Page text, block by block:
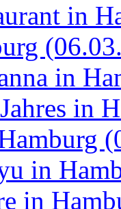
in
in
in
in
in